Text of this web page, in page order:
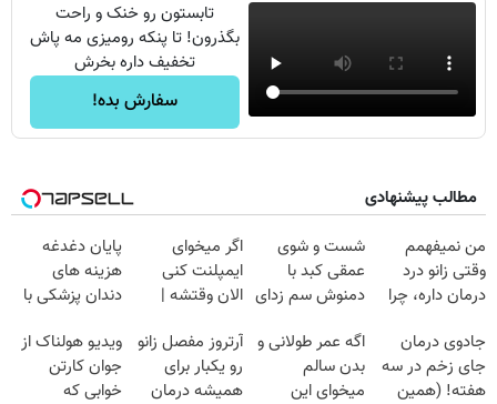
تابستون رو خنک و راحت
بگذرون! تا پنکه رومیزی مه پاش
تخفیف داره بخرش
سفارش بده!
مطالب پیشنهادی
من نمیفهمم
وقتی زانو درد
درمان داره، چرا
تحمل میکنی؟❗
شست و شوی
عمقی کبد با
دمنوش سم زدای
اگر میخوای
ایمپلنت کنی
الان وقتشه |
میلیون تومان!!!
پایان دغدغه
هزینه های
دندان پزشکی با
خانگی
جادوی درمان
جای زخم در سه
هفته! (همین
اگه عمر طولانی و
بدن سالم
میخوای این
آرتروز مفصل زانو
رو یکبار برای
همیشه درمان
ویدیو هولناک از
جوان کارتن
خوابی که